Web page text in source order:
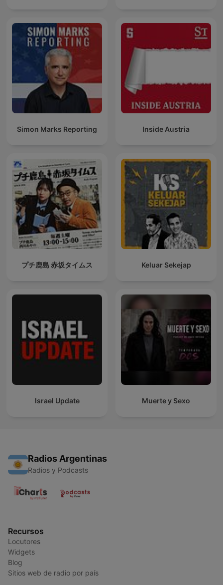
Simon Marks Reporting Inside Austria
プチ鹿島 赤坂タイムス Keluar Sekejap
Israel Update Muerte y Sexo
Radios Argentinas
Radios y Podcasts
Recursos
Locutores
Widgets
Blog
Sitios web de radio por país